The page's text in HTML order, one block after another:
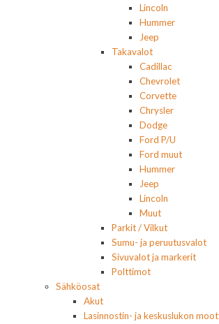
Lincoln
Hummer
Jeep
Takavalot
Cadillac
Chevrolet
Corvette
Chrysler
Dodge
Ford P/U
Ford muut
Hummer
Jeep
Lincoln
Muut
Parkit / Vilkut
Sumu- ja peruutusvalot
Sivuvalot ja markerit
Polttimot
Sähköosat
Akut
Lasinnostin- ja keskuslukon